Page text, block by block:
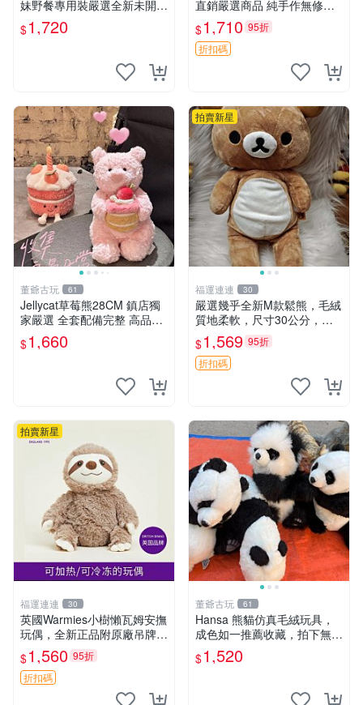
妹野餐專用裝嚴選全新未開
封，包含兩組大童款紙盒裝，
適合收藏與分享。 餅乾熊兄
$1,720
直銷嚴選商品 純手作無修圖
可收藏 郵差熊 Momo熊 標牌
商品
$1,710 95折
折扣碼
董爺古玩 61
Jellycat草莓熊28CM 鎮店獨
家嚴選 全套配備完整 高品質
收藏好物 紋章 玩具熊 定制熊
$1,660
拍賣新星
福運連連 30
嚴選幾乎全新M款鬆熊，毛絨
質地柔軟，尺寸30公分，做
工精緻可愛，適合收藏或贈送
親友。中古使用痕跡，手感依
然優良。 鬆熊 嬰熊 毛玩偶
$1,569 95折
折扣碼
拍賣新星
福運連連 30
英國Warmies小樹懶瓦姆安撫
玩偶，全新正品附原廠吊牌與
防塵袋，內藏薰衣草可加熱，
適合各個年齡層，冷暖兩用享
受抱抱樂趣，不容錯過嚴選好
$1,560 95折
折扣碼
董爺古玩 61
Hansa 熊貓仿真毛絨玩具，
成色如一推薦收藏，拍下無疑
心 熊貓 毛絨玩具 收藏
$1,520